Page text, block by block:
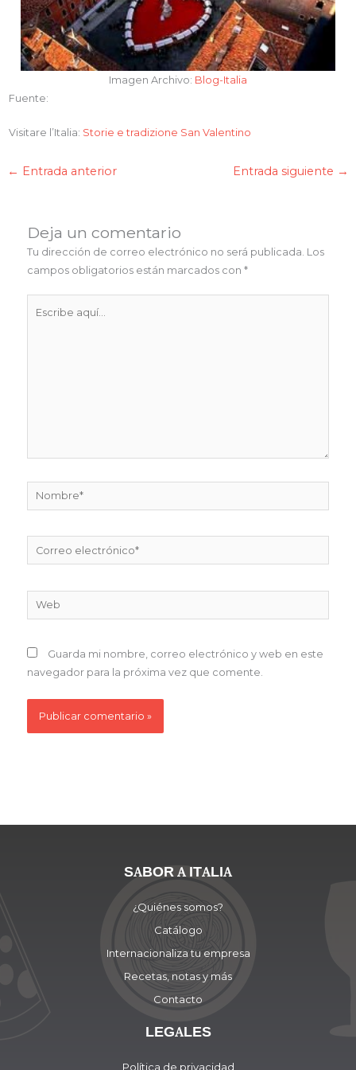
Imagen Archivo: Blog-Italia
Fuente:
Visitare l’Italia: Storie e tradizione San Valentino
← Entrada anterior Entrada siguiente →
Deja un comentario
Tu dirección de correo electrónico no será publicada. Los
campos obligatorios están marcados con*
Nombre*
Correo
electrónico*
Web
Guarda mi nombre, correo electrónico y web en este
navegador para la próxima vez que comente.
SABOR A ITALIA
¿Quiénes somos?
Catálogo
Internacionaliza tu empresa
Recetas, notas y más
Contacto
LEGALES
Política de privacidad